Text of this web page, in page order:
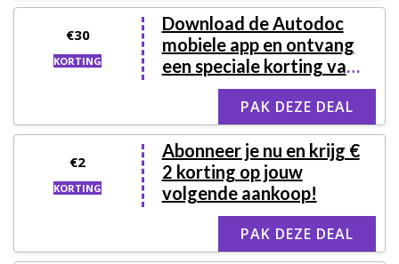
€30
KORTING
Download de Autodoc
mobiele app en ontvang
een speciale korting van
PAK DEZE DEAL
€2
KORTING
Abonneer je nu en krijg €
2 korting op jouw
volgende aankoop!
PAK DEZE DEAL